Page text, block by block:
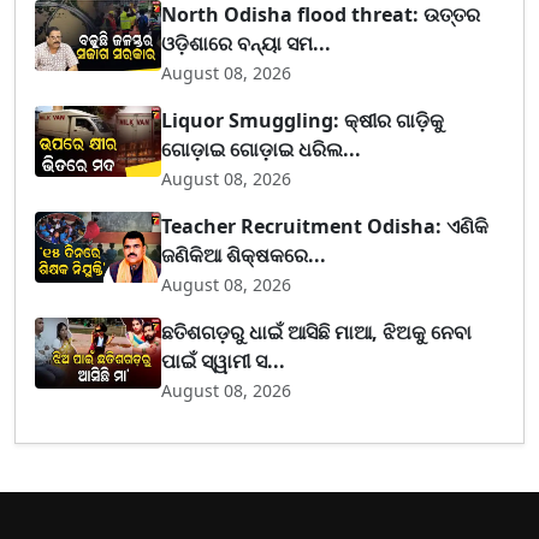
North Odisha flood threat: ଉତ୍ତର
ଓଡ଼ିଶାରେ ବନ୍ୟା ସମ...
August 08, 2026
Liquor Smuggling: କ୍ଷୀର ଗାଡ଼ିକୁ
ଗୋଡ଼ାଇ ଗୋଡ଼ାଇ ଧରିଲ...
August 08, 2026
Teacher Recruitment Odisha: ଏଣିକି
ଜଣିକିଆ ଶିକ୍ଷକରେ...
August 08, 2026
ଛତିଶଗଡ଼ରୁ ଧାଇଁ ଆସିଛି ମାଆ, ଝିଅକୁ ନେବା
ପାଇଁ ସ୍ୱାମୀ ସ...
August 08, 2026